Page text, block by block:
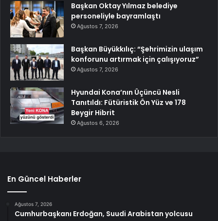
Başkan Oktay Yılmaz belediye
personeliyle bayramlaştı
Ağustos 7, 2026
Başkan Büyükkılıç: “Şehrimizin ulaşım
konforunu artırmak için çalışıyoruz”
Ağustos 7, 2026
Hyundai Kona’nın Üçüncü Nesli
Tanıtıldı: Fütüristik Ön Yüz ve 178
Beygir Hibrit
Ağustos 6, 2026
En Güncel Haberler
Ağustos 7, 2026
Cumhurbaşkanı Erdoğan, Suudi Arabistan yolcusu